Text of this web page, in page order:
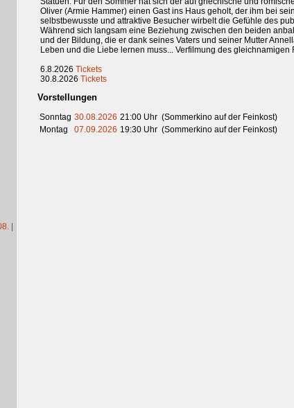
|
Oliver (Armie Hammer) einen Gast ins Haus geholt, der ihm bei
selbstbewusste und attraktive Besucher wirbelt die Gefühle des
Während sich langsam eine Beziehung zwischen den beiden
und der Bildung, die er dank seines Vaters und seiner Mutter
Leben und die Liebe lernen muss... Verfilmung des gleichnamigen
6.8.2026 Tickets
30.8.2026 Tickets
Vorstellungen
Sonntag 30.08.2026 21:00 Uhr (Sommerkino auf der Feinkost)
Montag
07.09.2026 19:30 Uhr (Sommerkino auf der Feinkost)